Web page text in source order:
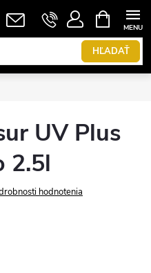
HĽADAŤ
KOŠÍK
UV Plus
2.5l
hodnotenia